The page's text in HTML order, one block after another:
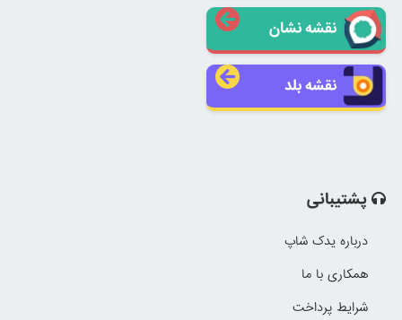
نقشه نشان
نقشه بلد
پشتیبانی
درباره یدک شاپ
همکاری با ما
شرایط پرداخت